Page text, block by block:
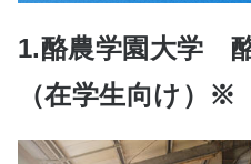
1.酪農学園大学
（在学生向け）※